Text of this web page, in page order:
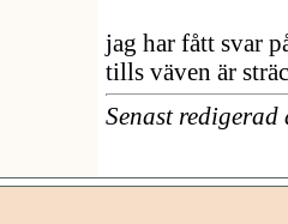
jag har fått svar
tills väven är
Senast